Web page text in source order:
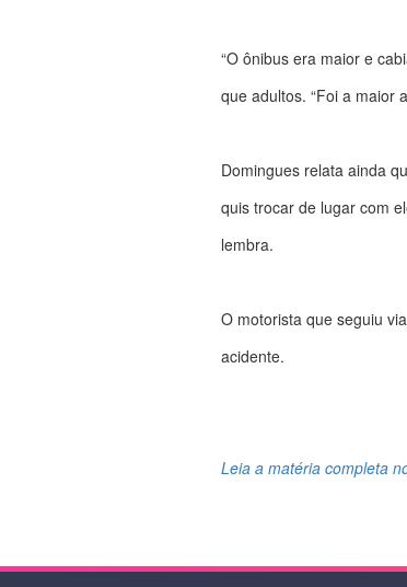
“O ônibus era maior e
que adultos. “Foi a maior
Domingues relata ainda
quis trocar de lugar com
lembra.
O motorista que seguiu
acidente.
Leia a matéria completa